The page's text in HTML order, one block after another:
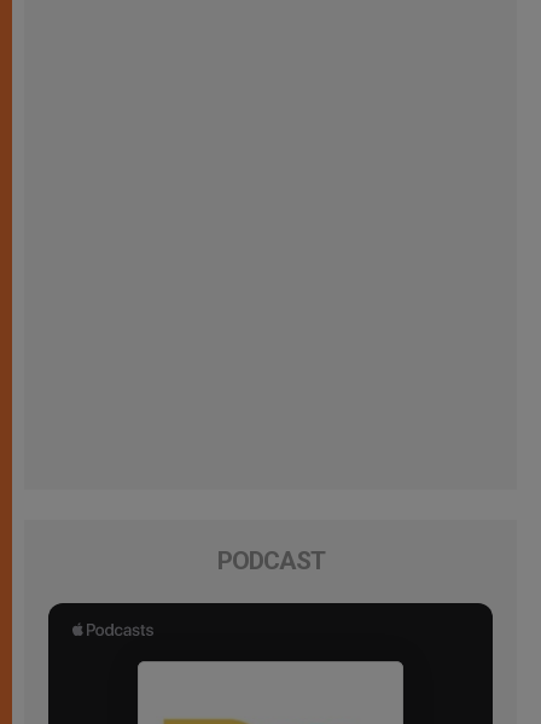
PODCAST